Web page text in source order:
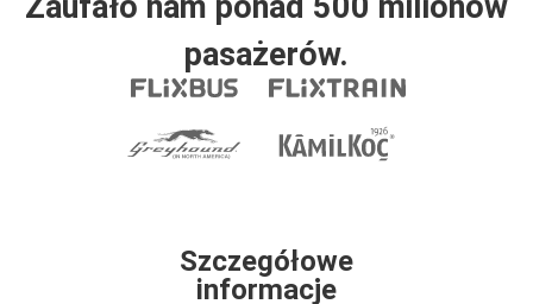
pasażerów.
Szczegółowe
informacje